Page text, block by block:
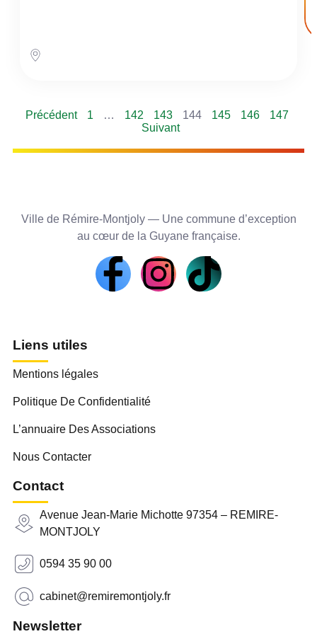
Précédent 1 … 142 143 144 145 146
147
Suivant
Ville de Rémire-Montjoly — Une commune d’exception
au cœur de la Guyane française.
Liens utiles
Mentions légales
Politique De Confidentialité
L’annuaire Des Associations
Nous Contacter
Contact
Avenue Jean-Marie Michotte 97354 – REMIRE-
MONTJOLY
0594 35 90 00
cabinet@remiremontjoly.fr
Newsletter